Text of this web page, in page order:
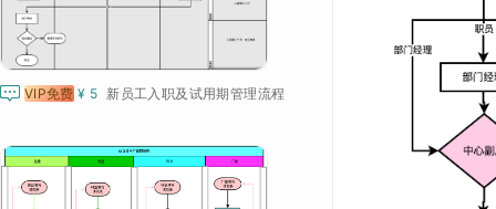
 VIP免费 ¥ 5 新员工入职及试用期管理流程